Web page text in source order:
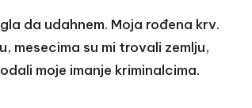
da udahnem. Moja rođena krv.
mesecima su mi trovali zemlju,
moje imanje kriminalcima.